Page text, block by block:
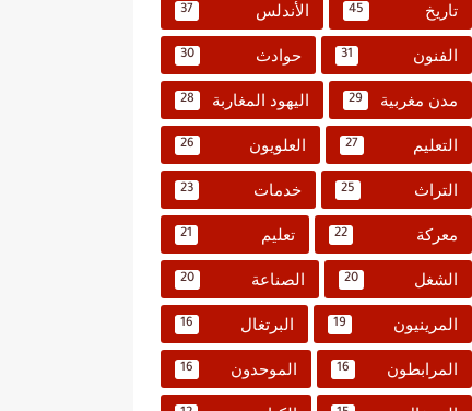
تاريخ 45 الأندلس 37
الفنون 31 حوادث 30
مدن مغربية 29 اليهود المغاربة 28
التعليم 27 العلويون 26
التراث 25 خدمات 23
معركة 22 تعليم 21
الشغل 20 الصناعة 20
المرينيون 19 البرتغال 16
المرابطون 16 الموحدون 16